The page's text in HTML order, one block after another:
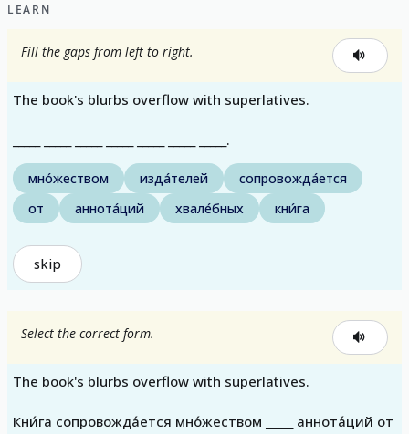
LEARN
Fill the gaps from left to right.
The book's blurbs overflow with superlatives.
_____ _____ _____ _____ _____ _____ _____.
мно́жеством изда́телей
сопровожда́ется
от
аннота́ций хвале́бных кни́га
skip
Select the correct form.
The book's blurbs overflow with superlatives.
Кни́га сопровожда́ется мно́жеством _____ аннота́ций от